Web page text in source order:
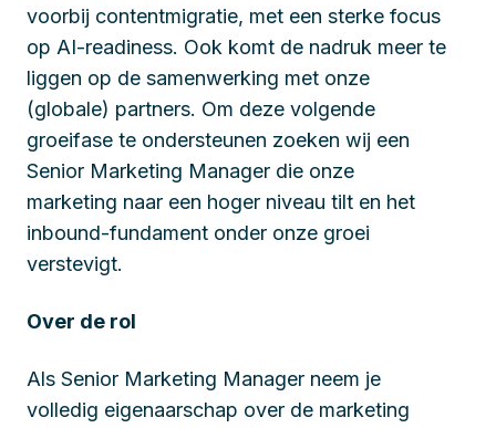
voorbij contentmigratie, met een sterke focus
op AI-readiness. Ook komt de nadruk meer te
liggen op de samenwerking met onze
(globale) partners. Om deze volgende
groeifase te ondersteunen zoeken wij een
Senior Marketing Manager die onze
marketing naar een hoger niveau tilt en het
inbound-fundament onder onze groei
verstevigt.
Over de rol
Als Senior Marketing Manager neem je
volledig eigenaarschap over de marketing